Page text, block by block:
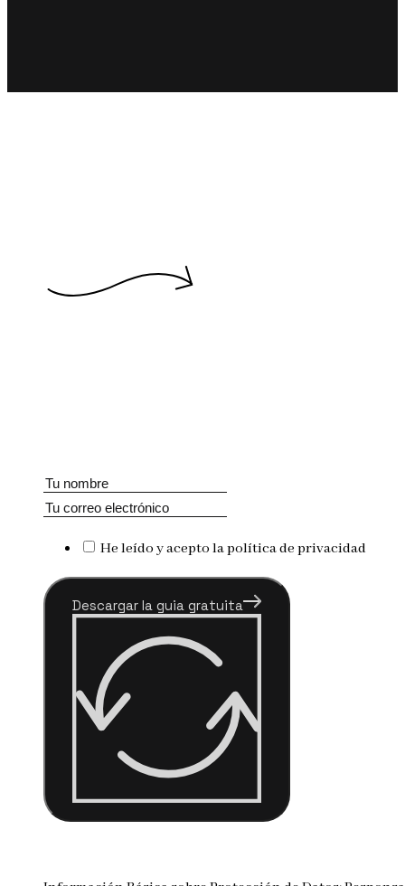
He leído y acepto la política de privacidad
Descargar la guia gratuita